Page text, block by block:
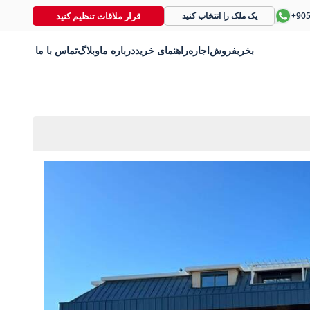
یک ملک را انتخاب کنید قرار ملاقات تنظیم کنید
بخر بفروشاجارهراهنمای خریددرباره ماوبلاگتماس با ما